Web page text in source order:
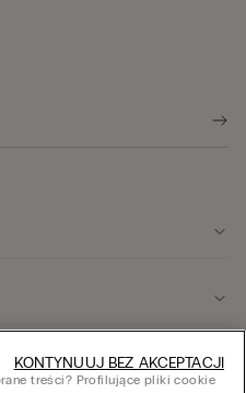
treści? Profilujące pliki cookie
KONTYNUUJ BEZ AKCEPTACJI